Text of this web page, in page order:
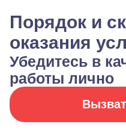
Порядок и
оказания
Убедитесь в
работы лично